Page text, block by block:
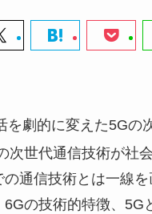
を劇的に変えた5Gの
次世代通信技術が社
通信技術とは一線を
の技術的特徴、5G